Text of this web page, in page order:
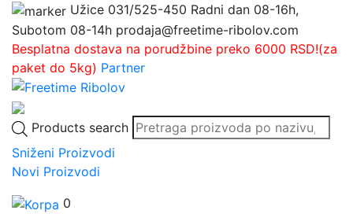
Užice 031/525-450 Radni dan 08-16h,
Subotom 08-14h prodaja@freetime-ribolov.com
Besplatna dostava na porudžbine preko 6000 RSD!(za
paket do 5kg) Partner
Products search
Sniženi Proizvodi
Novi Proizvodi
0